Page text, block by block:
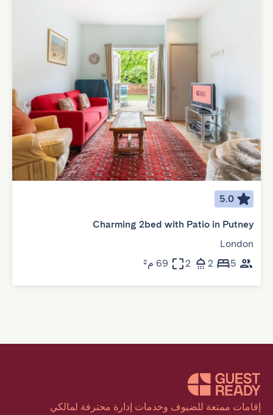
5.0
Charming 2bed with Patio in Putney
London
5
2
2 69 م²